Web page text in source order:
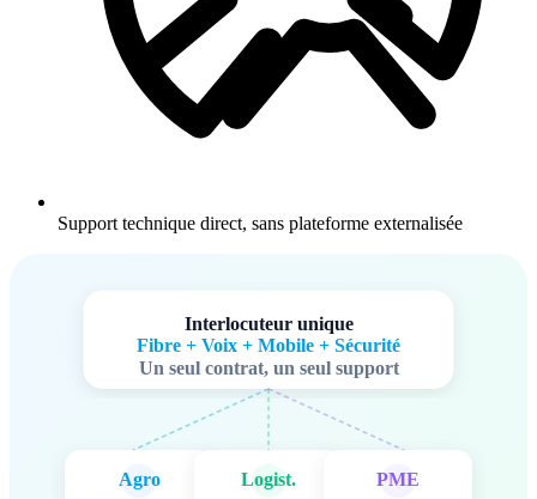
Support technique direct, sans plateforme externalisée
Interlocuteur unique
Fibre + Voix + Mobile + Sécurité
Un seul contrat, un seul support
Agro
Logist.
PME